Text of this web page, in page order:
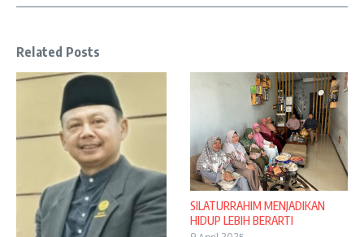
Related Posts
SILATURRAHIM MENJADIKAN
HIDUP LEBIH BERARTI